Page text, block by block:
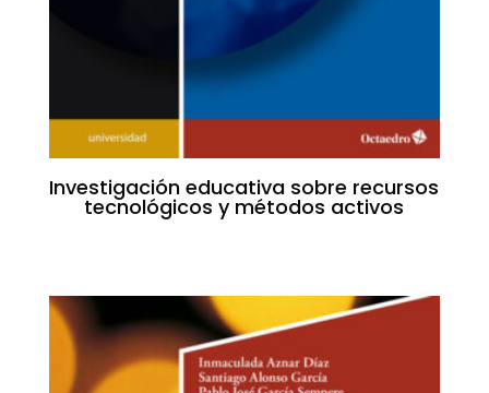
Investigación educativa sobre recursos
tecnológicos y métodos activos